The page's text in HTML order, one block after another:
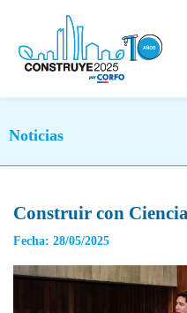
Noticias
Construir con
Fecha: 28/05/2025